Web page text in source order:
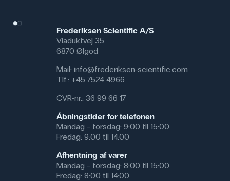
Frederiksen Scientific A/S
Viaduktvej 35
6870 Ølgod
Mail: info@frederiksen-scientific.com
Tlf.: +45 7524 4966
CVR-nr.: 36 99 66 17
Åbningstider for telefonen
Mandag - torsdag: 9:00 til 15:00
Fredag: 9:00 til 14:00
Afhentning af varer
Mandag - torsdag: 8:00 til 15:00
Fredag: 8:00 til 14:00